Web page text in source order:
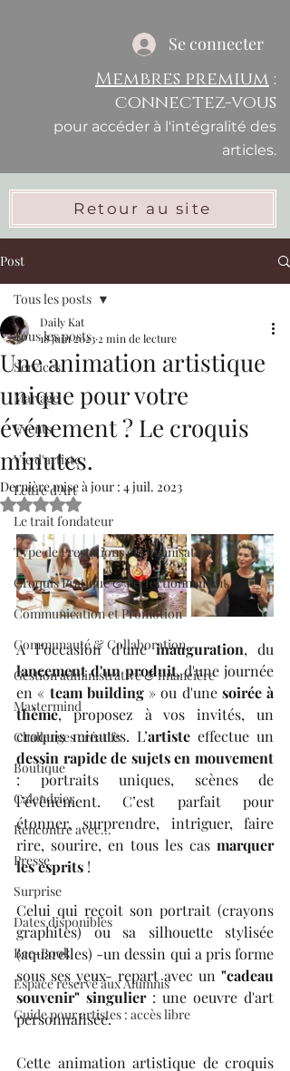
Se connecter
Membres premium :
connectez-vous
pour accéder à l'intégralité des
articles.
Retour au site
Post
Tous les posts
Services
Mariage
Events
Vie d'artiste
Lettre d’Art
Le trait fondateur
Type de Prestations et Organisation
Croquis Pratique & Perfectionnement
Communication et Promotion
Communauté & Collaboration
Gestion administrative & financière
Mastermind
Challenges créatifs
Boutique
Calendrier
Rencontre avec...
Presse
Surprise
Dates disponibles
Bee-Book
Espace réservé aux Alumnis
Guide pour artistes : accès libre
Tous les posts
Une animation artistique
unique pour votre
événement ? Le croquis
minutes.
Daily Kat
18 juin 2023 2 min de lecture
Dernière mise à jour : 4 juil. 2023
Noté NaN étoiles sur 5.
A l’occasion d'une inauguration
lancement d'un produit, d'une journée
en « team building » ou d'une soirée à
thème, proposez à vos invités, un
croquis minutes. L’artiste
dessin rapide de sujets en mouvement
: portraits uniques, scènes de
l’évènement. C’est parfait pour
étonner, surprendre, intriguer, faire
rire, sourire, en tous les cas marquer
les esprits !
Celui qui reçoit son portrait (crayons
graphites) ou sa silhouette stylisée
(aquarelles) -un dessin qui a pris forme
sous ses yeux- repart avec un "cadeau
souvenir" singulier : une oeuvre d'art
personnalisée.
Cette animation artistique de croquis